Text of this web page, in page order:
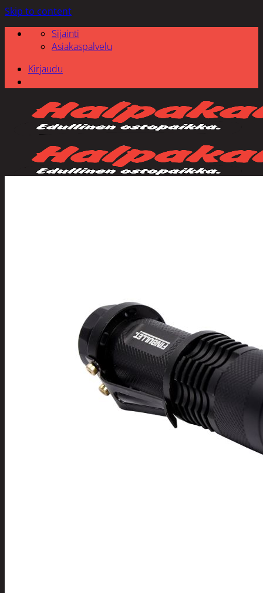
Skip to content
Sijainti
Asiakaspalvelu
Kirjaudu
Kausituotteet
Joulu
Joulu- ja kausivalot
Eläimet ja
tontut
Kyntteliköt
Valoketjut ja
kuusenvalot
Joulukoristeet
Kranssit ja
asetelmat
Tontut ja